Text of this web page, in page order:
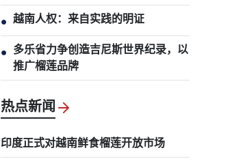
● 越南人权：来自实践的明证
● 多乐省力争创造吉尼斯世界纪录，以
推广榴莲品牌
热点新闻
印度正式对越南鲜食榴莲开放市场